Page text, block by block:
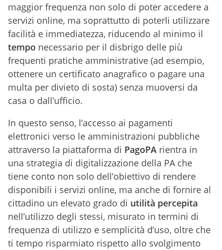
maggior frequenza non solo di poter accedere a
servizi online, ma soprattutto di poterli utilizzare
facilità e immediatezza, riducendo al minimo il
tempo necessario per il disbrigo delle più
frequenti pratiche amministrative (ad esempio,
ottenere un certificato anagrafico o pagare una
multa per divieto di sosta) senza muoversi da
casa o dall’ufficio.
In questo senso, l’accesso ai pagamenti
elettronici verso le amministrazioni pubbliche
attraverso la piattaforma di PagoPA rientra in
una strategia di digitalizzazione della PA che
tiene conto non solo dell’obiettivo di rendere
disponibili i servizi online, ma anche di fornire al
cittadino un elevato grado di utilità percepita
nell’utilizzo degli stessi, misurato in termini di
frequenza di utilizzo e semplicità d’uso, oltre che
ti tempo risparmiato rispetto allo svolgimento